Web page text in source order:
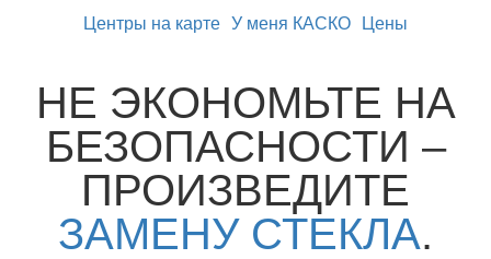
Центры на карте У меня КАСКО Цены
НЕ ЭКОНОМЬТЕ НА
БЕЗОПАСНОСТИ –
ПРОИЗВЕДИТЕ
ЗАМЕНУ СТЕКЛА.